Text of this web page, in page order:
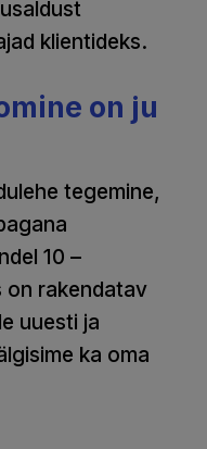
klientideks.
on ju
tegemine,
10 –
on rakendatav
uuesti ja
ka oma